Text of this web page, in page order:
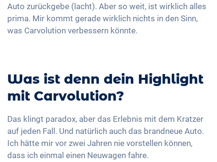
Auto zurückgebe (lacht). Aber so weit, ist wirklich alles
prima. Mir kommt gerade wirklich nichts in den Sinn,
was Carvolution verbessern könnte.
Was ist denn dein Highlight
mit Carvolution?
Das klingt paradox, aber das Erlebnis mit dem Kratzer
auf jeden Fall. Und natürlich auch das brandneue Auto.
Ich hätte mir vor zwei Jahren nie vorstellen können,
dass ich einmal einen Neuwagen fahre.